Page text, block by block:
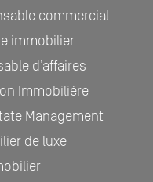
commercial
immobilier
d’affaires
Immobilière
Management
de luxe